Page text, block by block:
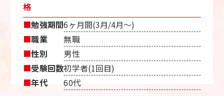
格
■勉強期間6ヶ月間(3月/4月〜)
■職業
無職
■性別
男性
■受験回数初学者(1回目)
■年代 60代